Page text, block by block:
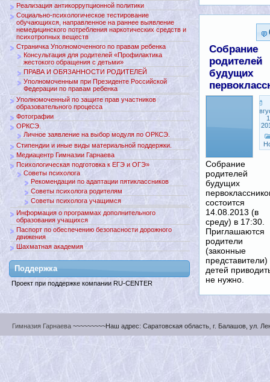
Собрание
родителей
будущих
Собрание
родителей
будущих
состоится
14.08.2013 (в
среду) в 17:30.
Приглашаются
родители
(законные
представители)
детей
не нужно.
Реализация антикоррупционной политики
Социально-психологическое тестирование
обучающихся, направленное на раннее выявление
немедицинского потребления наркотических средств и
психотропных веществ
Страничка Уполномоченного по правам ребенка
Консультация для родителей «Профилактика
жестокого обращения с детьми»
ПРАВА И ОБЯЗАННОСТИ РОДИТЕЛЕЙ
Уполномоченным при Президенте Российской
Федерации по правам ребенка
Уполномоченный по защите прав участников
образовательного процесса
Фотографии
ОРКСЭ.
Личное заявление на выбор модуля по ОРКСЭ.
Стипендии и иные виды материальной поддержки.
Медиацентр Гимназии Гарнаева
Психологическая подготовка к ЕГЭ и ОГЭ»
Советы психолога
Рекомендации по адаптации пятиклассников
Советы психолога родителям
Советы психолога учащимся
Информация о программах дополнительного
образования учащихся
Паспорт по обеспечению безопасности дорожного
движения
Шахматная академия
Поддержкa
Проект при поддержке компании RU-CENTER
Гимназия Гарнаева ~~~~~~~~~Наш адрес: Саратовская область, г. Балашов, ул.